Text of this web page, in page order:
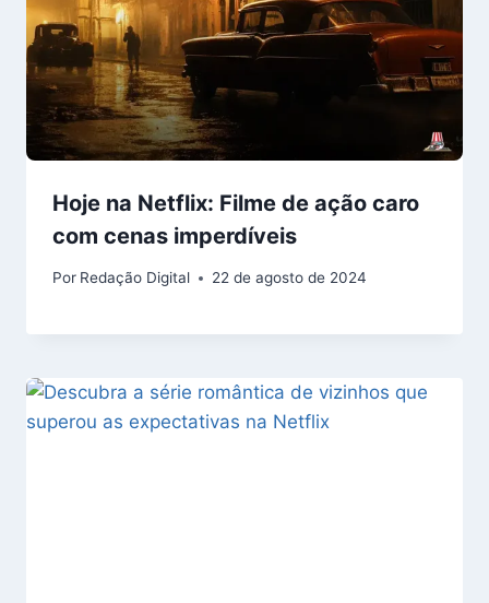
Hoje na Netflix: Filme de ação caro
com cenas imperdíveis
Por Redação Digital 22 de agosto de 2024